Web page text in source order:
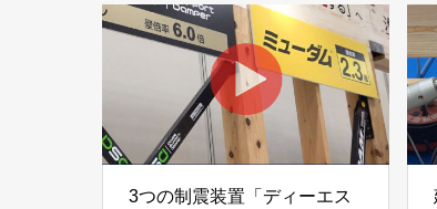
3つの制震装置「ディーエス